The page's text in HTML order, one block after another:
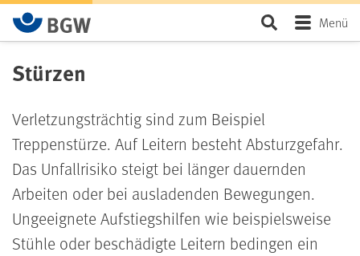
Zum Hauptinhalt springen SeiteMenü
Stürzen
Verletzungsträchtig sind zum Beispiel
Treppenstürze. Auf Leitern besteht Absturzgefahr.
Das Unfallrisiko steigt bei länger dauernden
Arbeiten oder bei ausladenden Bewegungen.
Ungeeignete Aufstiegshilfen wie beispielsweise
Stühle oder beschädigte Leitern bedingen ein